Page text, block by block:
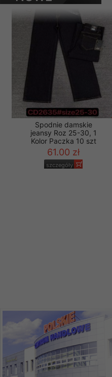
PRODUKTY
Spodnie damskie
jeansy Roz 25-30, 1